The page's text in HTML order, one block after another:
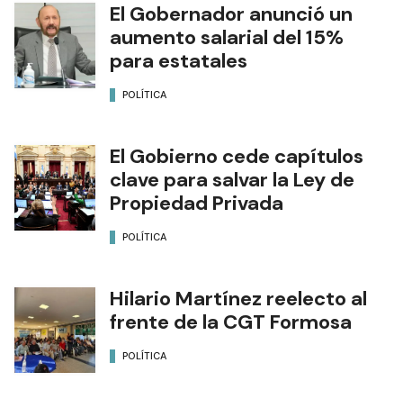
El Gobernador anunció un
aumento salarial del 15%
para estatales
POLÍTICA
El Gobierno cede capítulos
clave para salvar la Ley de
Propiedad Privada
POLÍTICA
Hilario Martínez reelecto al
frente de la CGT Formosa
POLÍTICA